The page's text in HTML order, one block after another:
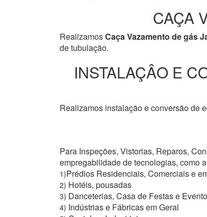
CAÇA
RealizamosCaça Vazamento de gás
de tubulação.
INSTALAÇÂO E
Realizamos instalação e conversão de
Para Inspeções, Vistorias, Reparos,
empregabilidade de tecnologias, como
1)Prédios Residenciais, Comerciais e
2) Hotéis, pousadas
3) Danceterias, Casa de Festas e
4) Indústrias e Fábricas em Geral